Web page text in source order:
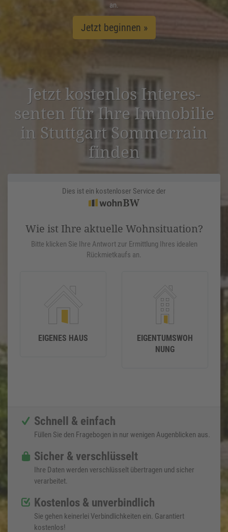
an.
Jetzt beginnen »
Jetzt kostenlos Inter­es­
senten für Ihre Immobilie
in Stuttgart Sommer­rain
finden
Dies ist ein kostenloser Service der
Wie ist Ihre aktuelle Wohnsituation?
Bitte klicken Sie Ihre Antwort zur Ermittlung Ihres idealen
Rückmietkaufs an.
EIGENES HAUS
EIGENTUMSWOH
NUNG
Schnell & einfach
Füllen Sie den Fragebogen in nur wenigen Augenblicken aus.
Sicher & verschlüsselt
Ihre Daten werden verschlüsselt übertragen und sicher
verarbeitet.
Kostenlos & unverbindlich
Sie gehen keinerlei Verbindlichkeiten ein. Garantiert
kostenlos!